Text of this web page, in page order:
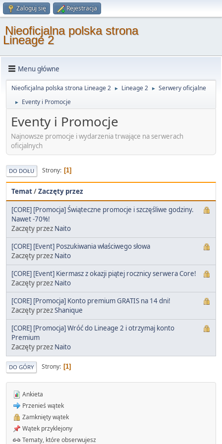
Zaloguj się Rejestracja
Nieoficjalna polska strona
Lineage 2
Menu główne
Nieoficjalna polska strona Lineage 2 ► Lineage 2 ► Serwery oficjalne
► Eventy i Promocje
Eventy i Promocje
Najnowsze promocje i wydarzenia trwające na serwerach
oficjalnych
DO DOŁU Strony 1
Temat/Zaczęty przez
[CORE] [Promocja] Świąteczne promocje i szczęśliwe godziny.
Nawet -70%!
Zaczęty przez Naito
[CORE] [Event] Poszukiwania właściwego słowa
Zaczęty przez Naito
[CORE] [Event] Kiermasz z okazji piątej rocznicy serwera Core!
Zaczęty przez Naito
[CORE] [Promocja] Konto premium GRATIS na 14 dni!
Zaczęty przezShanique
[CORE] [Promocja] Wróć do Lineage 2 i otrzymaj konto
Premium
Zaczęty przez Naito
DO GÓRY Strony 1
Ankieta
Przenieś wątek
Zamknięty wątek
Wątek przyklejony
Tematy, które obserwujesz